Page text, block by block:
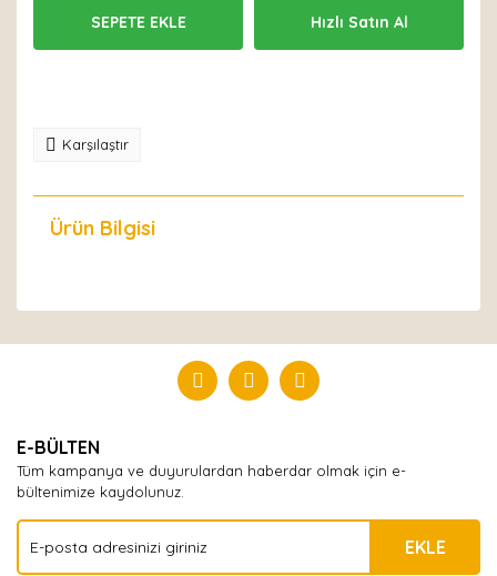
SEPETE EKLE Hızlı Satın Al
Karşılaştır
Ürün Bilgisi
Yorum Yaz
E-BÜLTEN
Tüm kampanya ve duyurulardan haberdar olmak için e-
bültenimize kaydolunuz.
EKLE